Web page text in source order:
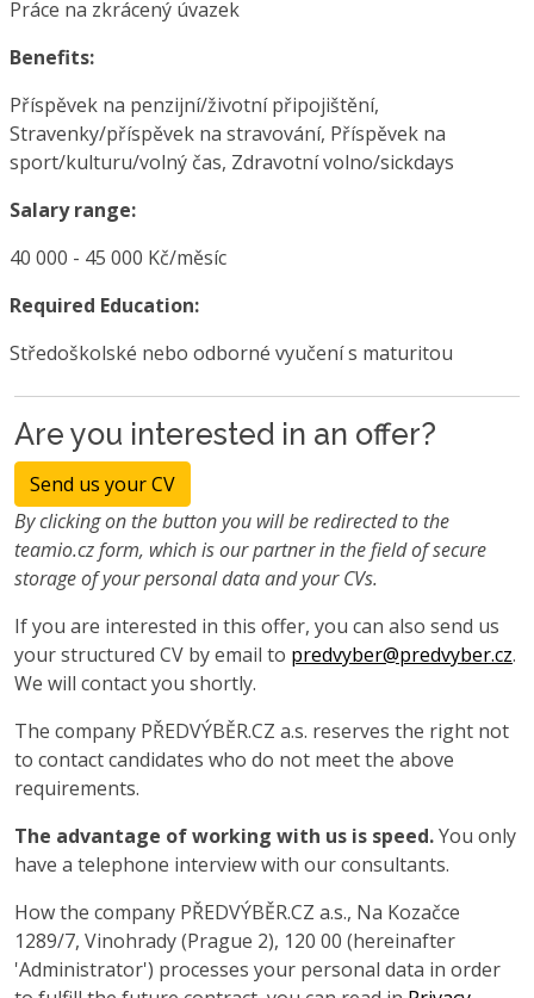
Práce na zkrácený úvazek
Benefits:
Příspěvek na penzijní/životní připojištění,
Stravenky/příspěvek na stravování, Příspěvek na
sport/kulturu/volný čas, Zdravotní volno/sickdays
Salary range:
40 000 - 45 000 Kč/měsíc
Required Education:
Středoškolské nebo odborné vyučení s maturitou
Are you interested in an offer?
Send us your CV
By clicking on the button you will be redirected to the
teamio.cz form, which is our partner in the field of secure
storage of your personal data and your CVs.
If you are interested in this offer, you can also send us
your structured CV by email to predvyber@predvyber.cz.
We will contact you shortly.
The company PŘEDVÝBĚR.CZ a.s. reserves the right not
to contact candidates who do not meet the above
requirements.
The advantage of working with us is speed.You only
have a telephone interview with our consultants.
How the company PŘEDVÝBĚR.CZ a.s., Na Kozačce
1289/7, Vinohrady (Prague 2), 120 00 (hereinafter
'Administrator') processes your personal data in order